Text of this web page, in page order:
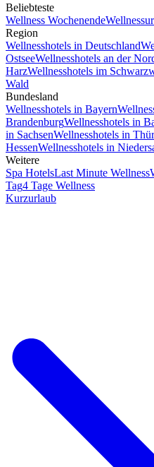
Beliebteste
Wellness Wochenende
Region
Wellnesshotels in Deutschland
OstseeWellnesshotels an der
HarzWellnesshotels im
Wald
Bundesland
Wellnesshotels in Bayern
BrandenburgWellnesshotels in
in SachsenWellnesshotels in
HessenWellnesshotels in
Weitere
Spa HotelsLast Minute Wellness
Tag4 Tage Wellness
Kurzurlaub